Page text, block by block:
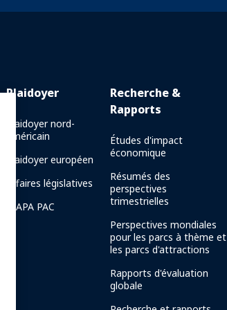
Plaidoyer
Plaidoyer nord-
américain
Plaidoyer européen
Affaires législatives
IAAPA PAC
Recherche &
Rapports
Études d'impact
économique
Résumés des
perspectives
trimestrielles
Perspectives mondiales
pour les parcs à thème et
les parcs d'attractions
Rapports d'évaluation
globale